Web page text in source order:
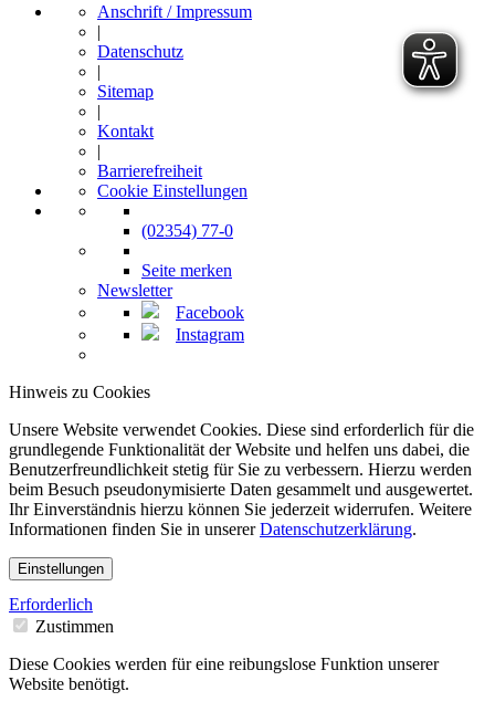
Anschrift / Impressum
|
Datenschutz
|
Sitemap
|
Kontakt
|
Barrierefreiheit
Cookie Einstellungen
(02354) 77-0
Seite merken
Newsletter
Facebook
Instagram
Hinweis zu Cookies
Unsere Website verwendet Cookies. Diese sind erforderlich für die
grundlegende Funktionalität der Website und helfen uns dabei, die
Benutzerfreundlichkeit stetig für Sie zu verbessern. Hierzu werden
beim Besuch pseudonymisierte Daten gesammelt und ausgewertet.
Ihr Einverständnis hierzu können Sie jederzeit widerrufen. Weitere
Informationen finden Sie in unsererDatenschutzerklärung.
Einstellungen
Erforderlich
Zustimmen
Diese Cookies werden für eine reibungslose Funktion unserer
Website benötigt.